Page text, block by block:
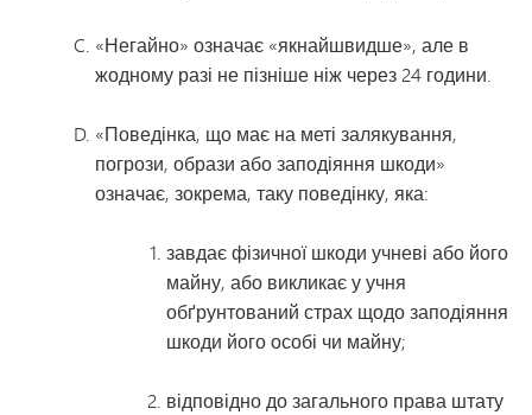
«Негайно» означає «якнайшвидше», але в
жодному разі не пізніше ніж через 24 години.
«Поведінка, що має на меті залякування,
погрози, образи або заподіяння шкоди»
означає, зокрема, таку поведінку, яка:
завдає фізичної шкоди учневі або його
майну, або викликає у учня
обґрунтований страх щодо заподіяння
шкоди його особі чи майну;
відповідно до загального права штату